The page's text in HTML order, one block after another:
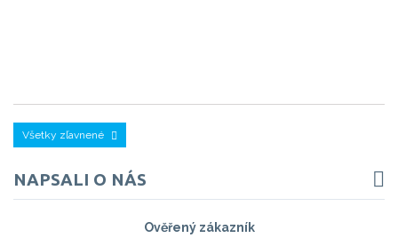
Všetky zľavnené
NAPSALI O NÁS
Ověřený zákazník